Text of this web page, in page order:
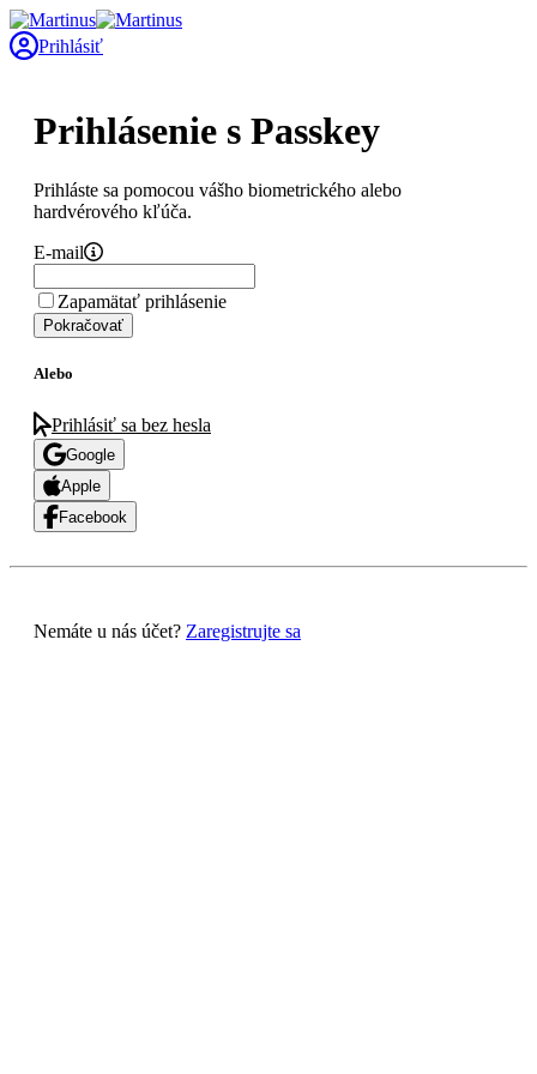
Prihlásiť
Prihlásenie s Passkey
Prihláste sa pomocou vášho biometrického alebo
hardvérového kľúča.
E-mail
Zapamätať prihlásenie
Pokračovať
Alebo
Prihlásiť sa bez hesla
Google
Apple
Facebook
Nemáte u nás účet? Zaregistrujte sa